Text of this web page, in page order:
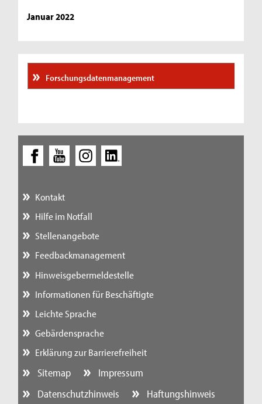
Januar 2022
Forschungsdatenmanagement
Kontakt
Hilfe im Notfall
Stellenangebote
Feedbackmanagement
Hinweisgebermeldestelle
Informationen für Beschäftigte
Leichte Sprache
Gebärdensprache
Erklärung zur Barrierefreiheit
Sitemap
Impressum
Datenschutzhinweis
Haftungshinweis